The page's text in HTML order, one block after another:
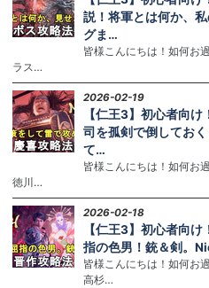
説！将軍とは何か、
グま…
皆様こんにちは！如何お
ラス…
2026-02-19
【仁王3】初心者向
司を孤剣で倒してお
て…
皆様こんにちは！如何お
徳川…
2026-02-18
【仁王3】初心者向
指の色男！銃＆剣。
皆様こんにちは！如何お
高杉…